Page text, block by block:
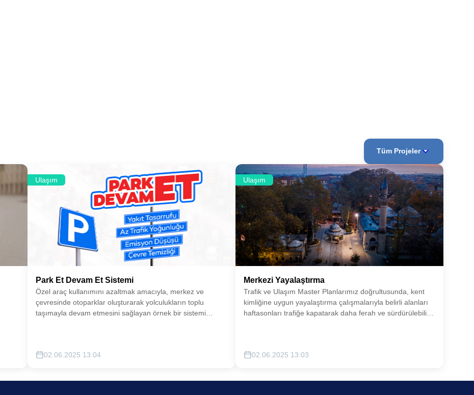
Tüm Projeler
Ulaşım
Park Et Devam Et Sistemi
Özel araç kullanımını azaltmak amacıyla, merkez ve
çevresinde otoparklar oluşturarak yolculukların toplu
taşımayla devam etmesini sağlayan örnek bir sistemi
02.06.2025 13:04
Ulaşım
Merkezi Yayalaştırma
Trafik ve Ulaşım Master Planlarımız doğrultusunda, kent
kimliğine uygun yayalaştırma çalışmalarıyla belirli alanları
haftasonları trafiğe kapatarak daha ferah ve sürdürülebilir
02.06.2025 13:03